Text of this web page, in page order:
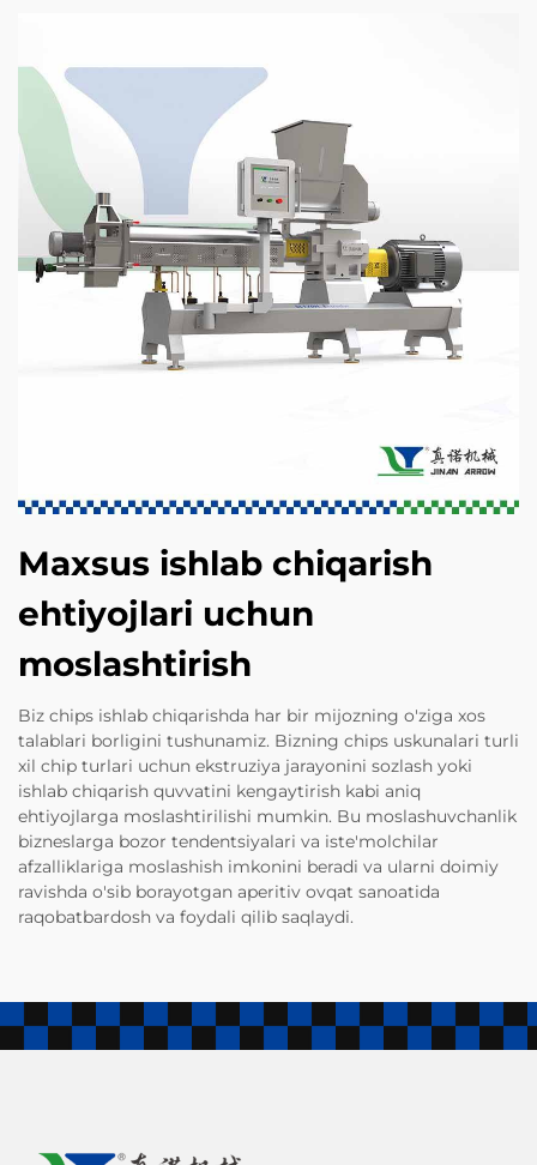
Maxsus ishlab chiqarish
ehtiyojlari uchun
moslashtirish
Biz chips ishlab chiqarishda har bir mijozning o'ziga xos
talablari borligini tushunamiz. Bizning chips uskunalari turli
xil chip turlari uchun ekstruziya jarayonini sozlash yoki
ishlab chiqarish quvvatini kengaytirish kabi aniq
ehtiyojlarga moslashtirilishi mumkin. Bu moslashuvchanlik
bizneslarga bozor tendentsiyalari va iste'molchilar
afzalliklariga moslashish imkonini beradi va ularni doimiy
ravishda o'sib borayotgan aperitiv ovqat sanoatida
raqobatbardosh va foydali qilib saqlaydi.